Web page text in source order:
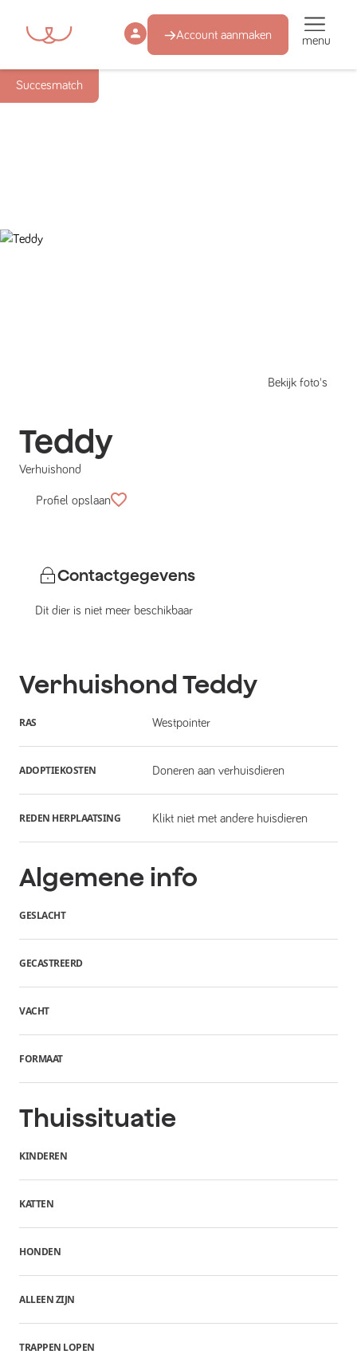
Account aanmaken menu
Succesmatch
Bekijk foto's
Teddy
Verhuishond
Profiel opslaan
Contactgegevens
Dit dier is niet meer beschikbaar
VerhuishondTeddy
RAS Westpointer
ADOPTIEKOSTEN Doneren aan verhuisdieren
REDEN HERPLAATSING Klikt niet met andere huisdieren
Algemene info
GESLACHT
GECASTREERD
VACHT
FORMAAT
Thuissituatie
KINDEREN
KATTEN
HONDEN
ALLEEN ZIJN
TRAPPEN LOPEN